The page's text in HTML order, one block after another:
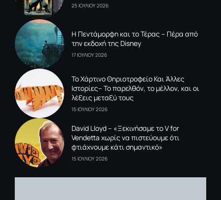
25 ΙΟΥΛΙΟΥ 2026
Η Πεντάμορφη και το Τέρας – Πέρα από
την εκδοχή της Disney
17 ΙΟΥΛΙΟΥ 2026
To Xάρτινο Θηριοτροφείο Και Άλλες
Ιστορίες– Το παρελθόν, το μέλλον, και οι
λέξεις μεταξύ τους
15 ΙΟΥΛΙΟΥ 2026
David Lloyd – «Ξεκινήσαμε το V for
Vendetta χωρίς να πιστεύουμε ότι
φτιάχνουμε κάτι σημαντικό»
15 ΙΟΥΛΙΟΥ 2026